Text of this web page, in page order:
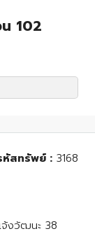
102
หัสทรัพย์ : 3168
จ้งวัฒนะ 38